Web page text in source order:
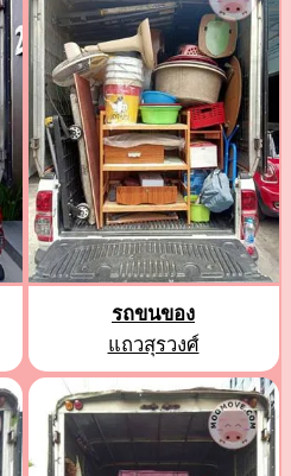
รถขนของ
แถวสุรวงศ์